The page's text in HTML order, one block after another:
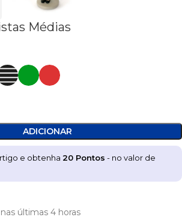
Médias
ADICIONAR
e obtenha 20 Pontos - no valor de
últimas 4 horas